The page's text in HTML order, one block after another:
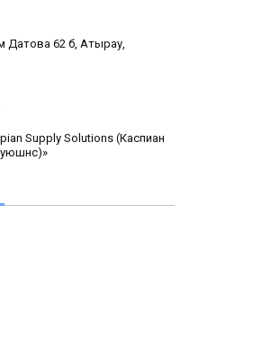
Датова 62 б, Атырау,
Supply Solutions (Каспиан